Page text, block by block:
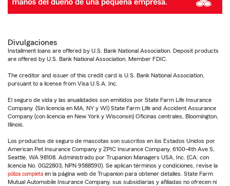
Divulgaciones
Installment loans are offered by U.S. Bank National Association. Deposit products
are offered by U.S. Bank National Association. Member FDIC.
The creditor and issuer of this credit card is U.S. Bank National Association,
pursuant to a license from Visa U.S.A. Inc.
El seguro de vida y las anualidades son emitidos por State Farm Life Insurance
Company. (Sin licencia en MA, NY y WI) State Farm Life and Accident Assurance
Company (con licencia en New York y Wisconsin) Oficinas centrales, Bloomington,
Illinois.
Los productos de seguro de mascotas son suscritos en los Estados Unidos por
American Pet Insurance Company y ZPIC Insurance Company, 6100-4th Ave S,
Seattle, WA 98108. Administrado por Trupanion Managers USA, Inc. (CA: con
licencia No. 0G22803, NPN 9588590). Se aplican términos y condiciones, revise la
póliza completa en la página web de Trupanion para obtener detalles. State Farm
Mutual Automobile Insurance Company, sus subsidiarias y afiliadas no ofrecen ni